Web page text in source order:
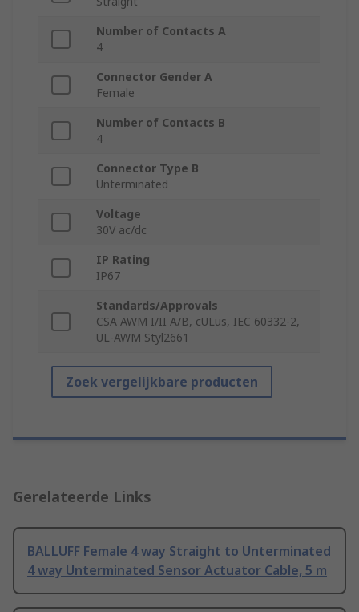
Number of Contacts A
4
Connector Gender A
Female
Number of Contacts B
4
Connector Type B
Unterminated
Voltage
30V ac/dc
IP Rating
IP67
Standards/Approvals
CSA AWM I/II A/B, cULus, IEC 60332-2,
UL-AWM Styl2661
Zoek vergelijkbare producten
Gerelateerde Links
BALLUFF Female 4 way Straight to Unterminated
4 way Unterminated Sensor Actuator Cable, 5 m